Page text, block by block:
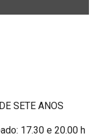
SETE ANOS
17.30 e 20.00 h